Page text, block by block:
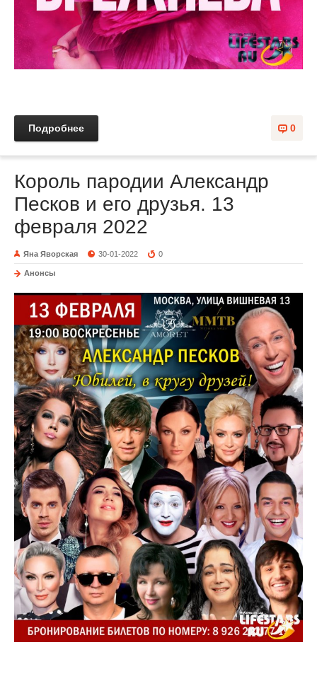
0
Подробнее
Король пародии Александр
Песков и его друзья. 13
февраля 2022
Яна Яворская 30-01-2022 0
Анонсы